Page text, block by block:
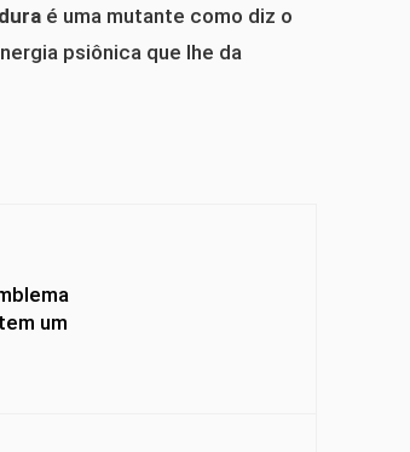
é uma mutante como diz o
psiônica que lhe da
um